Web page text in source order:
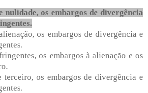
nulidade, os embargos de divergência
os embargos de divergência e
os embargos à alienação e os
terceiro, os embargos de divergência e